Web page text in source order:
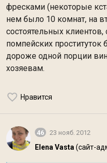
фресками (некоторые
нем было 10 комнат, на
состоятельных клиентов,
помпейских
дороже одной порции
хозяевам.
Нравится
46 23 нояб. 2012
Elena Vasta (сайт-